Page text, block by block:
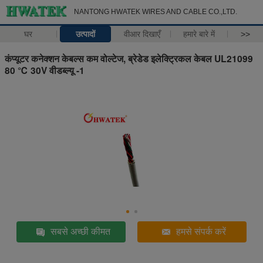
NANTONG HWATEK WIRES AND CABLE CO.,LTD.
घर उत्पादों वीआर दिखाएँ हमारे बारे में >>
कंप्यूटर कनेक्शन केबल्स कम वोल्टेज, ब्रेडेड इलेक्ट्रिकल केबल UL21099
80 ℃ 30V वीडब्ल्यू -1
सबसे अच्छी कीमत हमसे संपर्क करें